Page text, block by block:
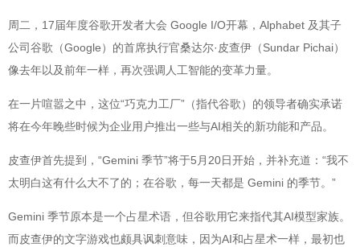
周二，17届年度谷歌开发者大会 Google I/O开幕，Alphabet 及其子
公司谷歌（Google）的首席执行官桑达尔·皮查伊（Sundar Pichai）
像去年以及前年一样，再次强调人工智能的变革力量。
在一片喧嚣之中，这位“巧克力工厂”（指代谷歌）的领导者确实承诺
将在今年晚些时候为企业用户推出一些与AI相关的新功能和产品。
皮查伊首先提到，“Gemini 季节”将于5月20日开始，并补充道：“我不
太明白这有什么大不了的；在谷歌，每一天都是 Gemini 的季节。”
Gemini 季节原本是一个占星术语，但谷歌用它来指代其AI模型家族。
而皮查伊的文字游戏也颇具讽刺意味，因为AI和占星术一样，最初也